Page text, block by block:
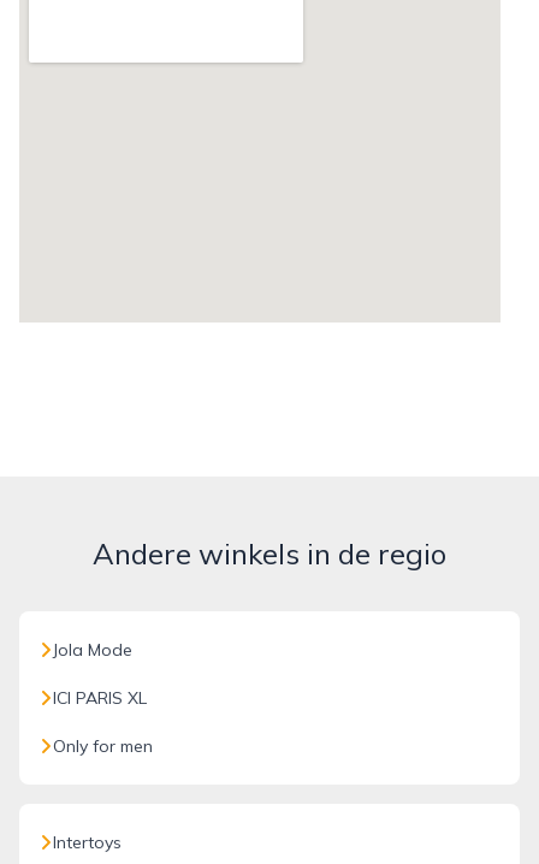
Andere winkels in de regio
Jola Mode
ICI PARIS XL
Only for men
Intertoys